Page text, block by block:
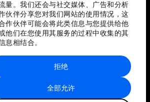
量。我们还会与社交媒体、广告和分析
伙伴分享您对我们网站的使用情况，这
作伙伴可能会将此类信息与您提供给他
他们在您使用其服务的过程中收集的其
息相结合。
全部允许
拒绝
站点地图